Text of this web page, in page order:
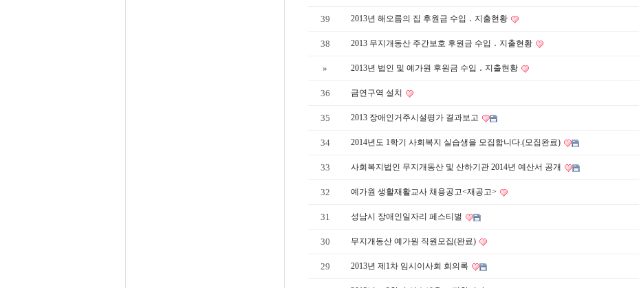
39 2013년 해오름의 집 후원금 수입 ․ 지출현황
38 2013 무지개동산 주간보호 후원금 수입 ․ 지출현황
» 2013년 법인 및 예가원 후원금 수입 ․ 지출현황
36 금연구역 설치
35 2013 장애인거주시설평가 결과보고
34 2014년도 1학기 사회복지 실습생을 모집합니다.(모집완료)
33 사회복지법인 무지개동산 및 산하기관 2014년 예산서 공개
32 예가원 생활재활교사 채용공고<재공고>
31 성남시 장애인일자리 페스티벌
30 무지개동산 예가원 직원모집(완료)
29 2013년 제1차 임시이사회 회의록